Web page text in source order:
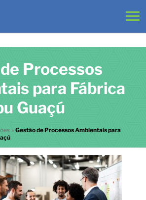
Processos
para Fábrica
Guaçú
» Gestão de Processos Ambientais para